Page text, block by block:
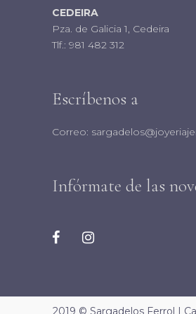
CEDEIRA
Pza. de Galicia 1, Cedeira
Tlf.: 981 482 312
Escríbenos a
Correo:
Infórmate de las
2019 © Sargadelos Ferrol |